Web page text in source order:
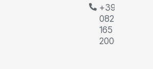
+39
0823
165
2000